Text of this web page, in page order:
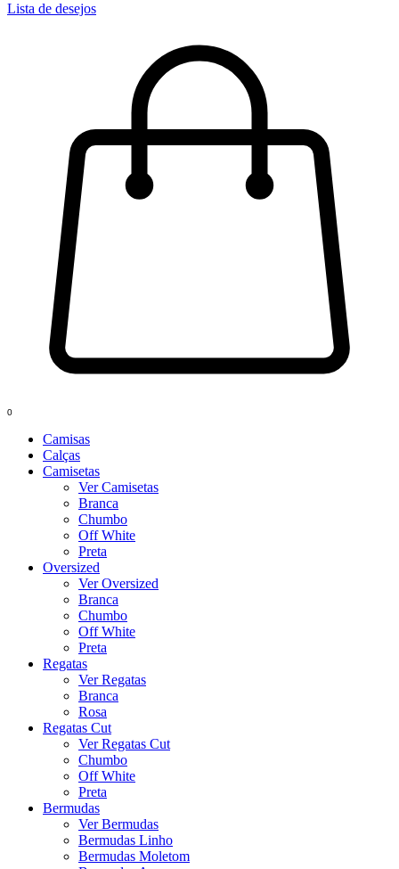
Lista de desejos
0
Camisas
Calças
Camisetas
Ver Camisetas
Branca
Chumbo
Off White
Preta
Oversized
Ver Oversized
Branca
Chumbo
Off White
Preta
Regatas
Ver Regatas
Branca
Rosa
Regatas Cut
Ver Regatas Cut
Chumbo
Off White
Preta
Bermudas
Ver Bermudas
Bermudas Linho
Bermudas Moletom